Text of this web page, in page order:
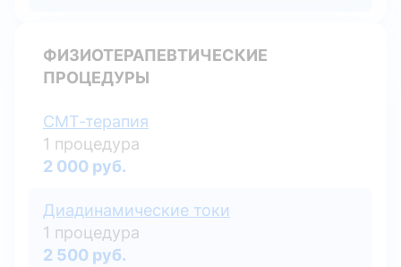
ФИЗИОТЕРАПЕВТИЧЕСКИЕ
ПРОЦЕДУРЫ
СМТ-терапия
1 процедура
2 000 руб.
Диадинамические токи
1 процедура
2 500 руб.